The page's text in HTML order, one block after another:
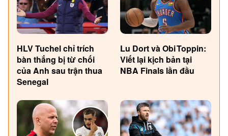
HLV Tuchel chỉ trích
bàn thắng bị từ chối
của Anh sau trận thua
Senegal
Lu Dort và Obi Toppin:
Viết lại kịch bản tại
NBA Finals lần đầu